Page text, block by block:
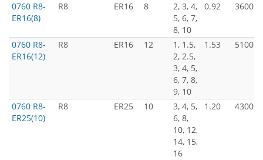
0760 R8-
ER16(8)
R8 ER16 8
2, 3, 4,
5, 6, 7,
8, 10
0.92 3600
0760 R8-
ER16(12)
R8 ER16 12
1, 1.5,
2, 2.5,
3, 4, 5,
6, 7, 8,
9, 10
1.53 5100
0760 R8-
ER25(10)
R8 ER25 10
3, 4, 5,
6, 8,
10, 12,
14, 15,
16
1.20 4300